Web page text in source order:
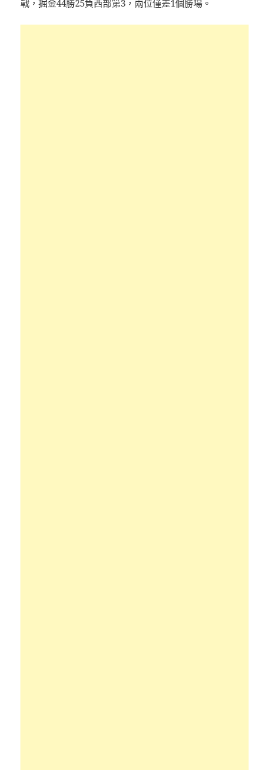
戰，掘金44勝25負西部第3，兩位僅差1個勝場。